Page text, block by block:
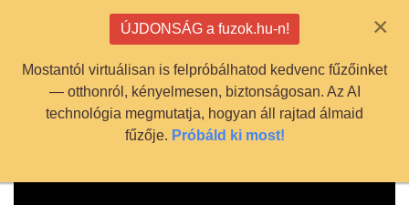
info@fuzok.hu ×
ÚJDONSÁG a fuzok.hu-n!
Mostantól virtuálisan is felpróbálhatod kedvenc fűzőinket
— otthonról, kényelmesen, biztonságosan. Az AI
technológia megmutatja, hogyan áll rajtad álmaid
fűzője. Próbáld ki most!